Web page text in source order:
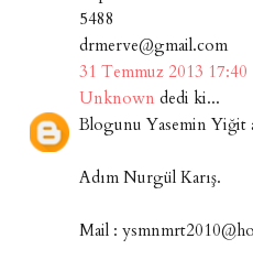
5488
drmerve@gmail.com
31 Temmuz 2013 17:40
Unknown dedi ki...
Blogunu Yasemin Yiğit
Adım Nurgül Karış.
Mail :